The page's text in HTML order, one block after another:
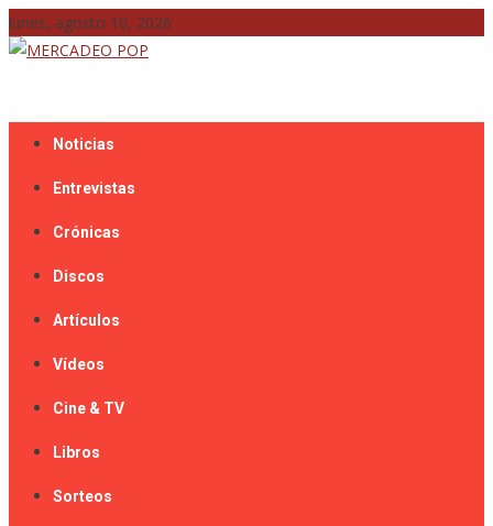
Skip
to
lunes, agosto 10, 2026
Noticias
Entrevistas
Crónicas
Discos
Artículos
Vídeos
Cine & TV
Libros
Sorteos